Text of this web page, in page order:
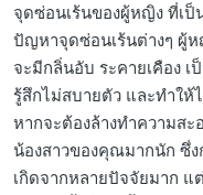
จุดซ่อนเร้นของผู้หญิง ที่เป็
ปัญหาจุดซ่อนเร้นต่างๆ ผู้
จะมีกลิ่นอับ ระคายเคือง
รู้สึกไม่สบายตัว และทำให้
หากจะต้องล้างทำความส
น้องสาวของคุณมากนัก ซึ่
เกิดจากหลายปัจจัยมาก แ